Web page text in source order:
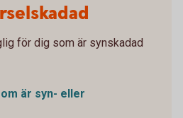
för dig som är synskadad
är syn- eller